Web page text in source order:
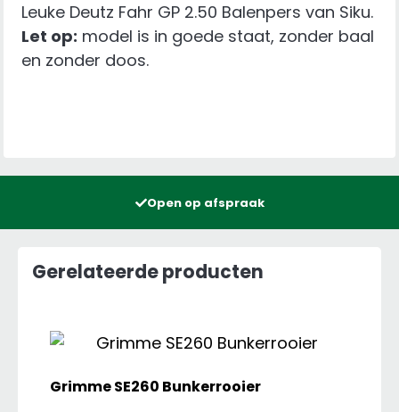
Leuke Deutz Fahr GP 2.50 Balenpers van Siku.
Let op: model is in goede staat, zonder baal
en zonder doos.
Open op afspraak
Gerelateerde producten
Grimme SE260 Bunkerrooier